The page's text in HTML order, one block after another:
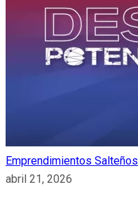
Emprendimientos Salteños
abril 21, 2026